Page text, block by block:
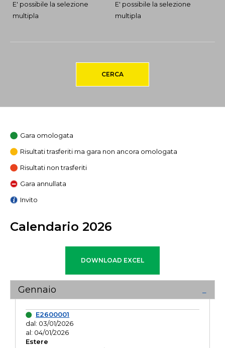
E' possibile la selezione
multipla
E' possibile la selezione
multipla
CERCA
Gara omologata
Risultati trasferiti ma gara non ancora omologata
Risultati non trasferiti
Gara annullata
Invito
Calendario 2026
Gennaio
E2600001
dal: 03/01/2026
al: 04/01/2026
Estere